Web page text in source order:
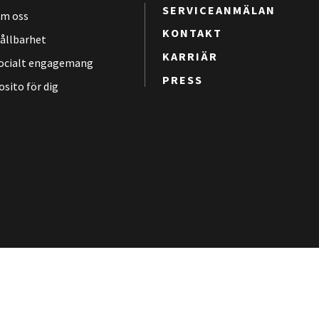
oss
engagemang
för dig
SERVICEANMÄLAN
KONTAKT
KARRIÄR
PRESS